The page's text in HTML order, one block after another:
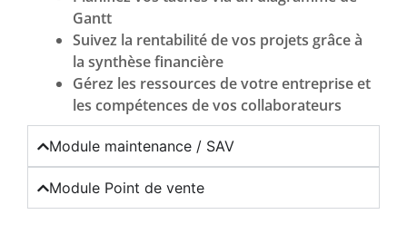
Gantt
Suivez la rentabilité de vos projets grâce à
la synthèse financière
Gérez les ressources de votre entreprise et
les compétences de vos collaborateurs
Module maintenance / SAV
Module Point de vente